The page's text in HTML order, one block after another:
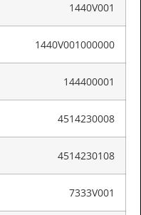
1440V001
1440V001000000
144400001
4514230008
4514230108
7333V001